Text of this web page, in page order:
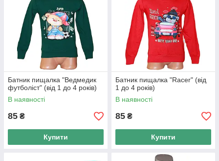
Батник пищалка "Ведмедик
футболіст" (від 1 до 4 років)
В наявності
85 ₴
Купити
Батник пищалка "Racer" (від
1 до 4 років)
В наявності
85 ₴
Купити